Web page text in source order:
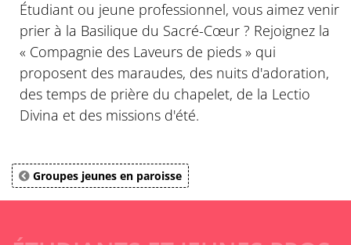
Étudiant ou jeune professionnel, vous aimez venir
prier à la Basilique du Sacré-Cœur ? Rejoignez la
« Compagnie des Laveurs de pieds » qui
proposent des maraudes, des nuits d'adoration,
des temps de prière du chapelet, de la Lectio
Divina et des missions d'été.
Groupes jeunes en paroisse